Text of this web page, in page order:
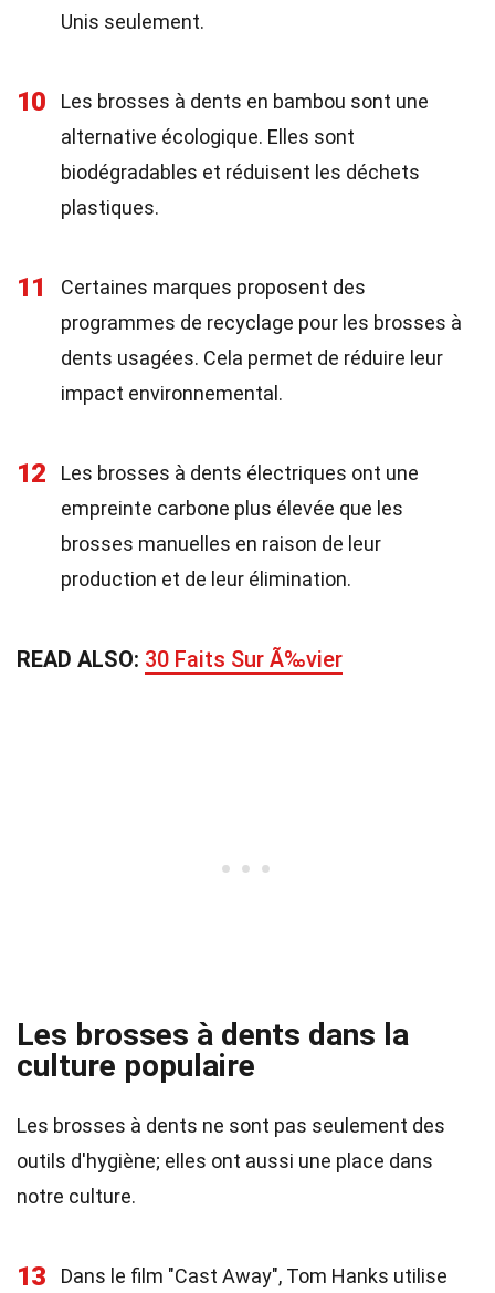
Unis seulement.
10
Les brosses à dents en bambou sont une
alternative écologique. Elles sont
biodégradables et réduisent les déchets
plastiques.
11
Certaines marques proposent des
programmes de recyclage pour les brosses à
dents usagées. Cela permet de réduire leur
impact environnemental.
12
Les brosses à dents électriques ont une
empreinte carbone plus élevée que les
brosses manuelles en raison de leur
production et de leur élimination.
READ ALSO: 30 Faits Sur Ã‰vier
Les brosses à dents dans la
culture populaire
Les brosses à dents ne sont pas seulement des
outils d'hygiène; elles ont aussi une place dans
notre culture.
13
Dans le film "Cast Away", Tom Hanks utilise